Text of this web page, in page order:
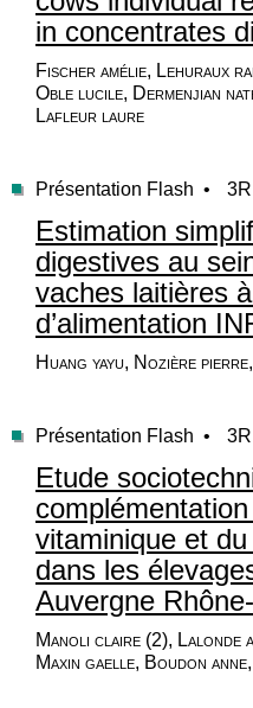
in concentrates
Fischer amélie, Lehuraux
Oble lucile, Dermenjian
Lafleur laure
Présentation Flash •
Estimation
digestives au
vaches laitières
d’alimentation
Huang yayu, Nozière
Présentation Flash •
Etude
vitaminique et
dans les
Auvergne
Manoli claire (2), Lalonde
Maxin gaelle, Boudon